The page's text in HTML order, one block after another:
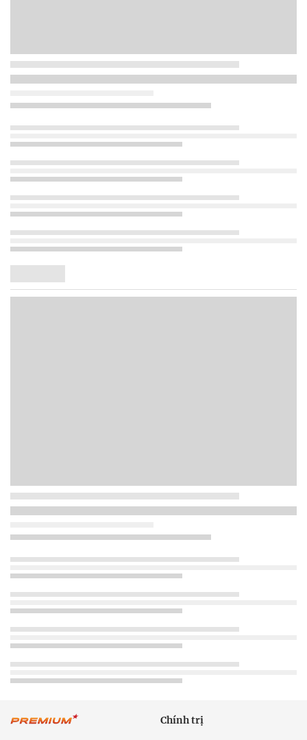
Chính trị